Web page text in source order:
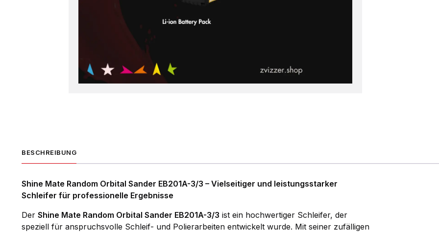
BESCHREIBUNG
Shine Mate Random Orbital Sander EB201A-3/3 – Vielseitiger und leistungsstarker
Schleifer für professionelle Ergebnisse
Der Shine Mate Random Orbital Sander EB201A-3/3 ist ein hochwertiger Schleifer, der
speziell für anspruchsvolle Schleif- und Polierarbeiten entwickelt wurde. Mit seiner zufälligen